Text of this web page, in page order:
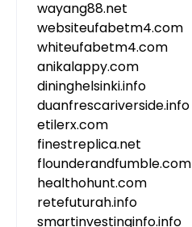
wayang88.net
websiteufabetm4.com
whiteufabetm4.com
anikalappy.com
dininghelsinki.info
duanfrescariverside.info
etilerx.com
finestreplica.net
flounderandfumble.com
healthohunt.com
retefuturah.info
smartinvestinginfo.info